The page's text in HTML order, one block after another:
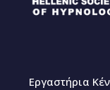
Εργαστήρια